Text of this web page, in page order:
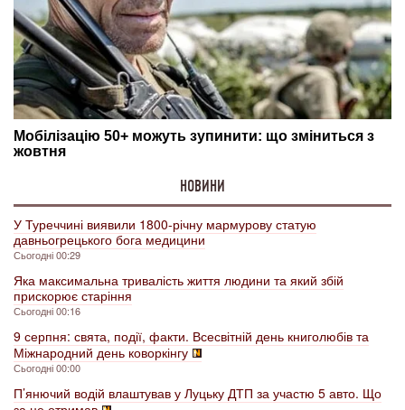
НОВИНИ
У Туреччині виявили 1800-річну мармурову статую
давньогрецького бога медицини
Сьогодні 00:29
Яка максимальна тривалість життя людини та який збій
прискорює старіння
Сьогодні 00:16
9 серпня: свята, події, факти. Всесвітній день книголюбів та
Міжнародний день коворкінгу
Сьогодні 00:00
П’янючий водій влаштував у Луцьку ДТП за участю 5 авто. Що